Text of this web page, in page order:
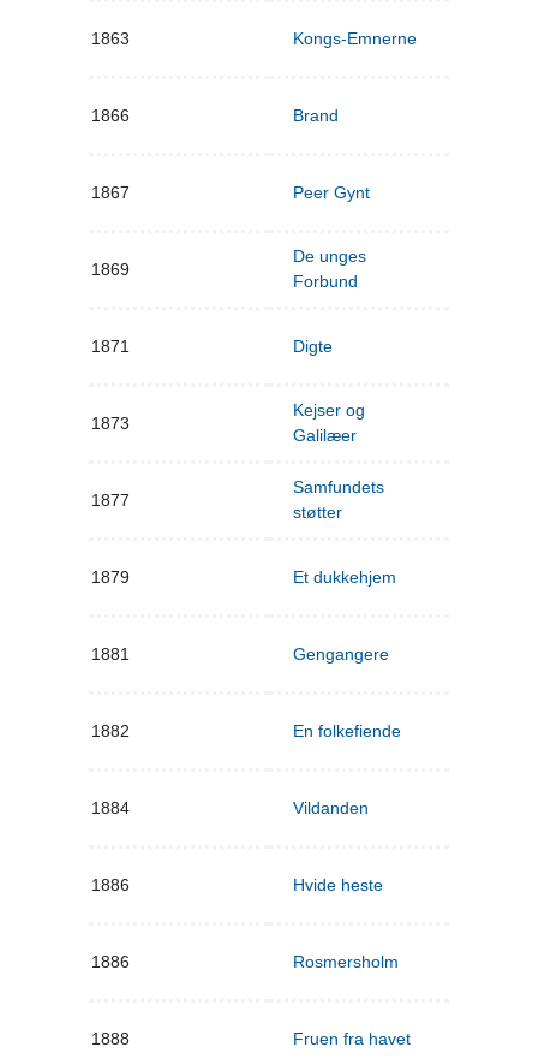
1863 Kongs-Emnerne
1866 Brand
1867 Peer Gynt
1869
De unges
Forbund
1871 Digte
1873
Kejser og
Galilæer
1877
Samfundets
støtter
1879 Et dukkehjem
1881 Gengangere
1882 En folkefiende
1884 Vildanden
1886 Hvide heste
1886 Rosmersholm
1888 Fruen fra havet